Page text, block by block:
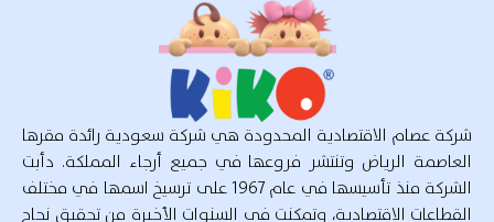
شركة عصام الاقتصادية المحدودة هي شركة سعودية رائدة مقرها
العاصمة الرياض وتنتشر فروعها في جميع أرجاء المملكة. دأبت
الشركة منذ تأسيسها في عام 1967 على ترسيخ اسمها في مختلف
القطاعات الاقتصادية، وتمكنت في السنوات الأخيرة من تحقيق نجاح